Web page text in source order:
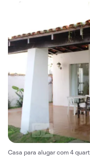
Casa para alugar com 4